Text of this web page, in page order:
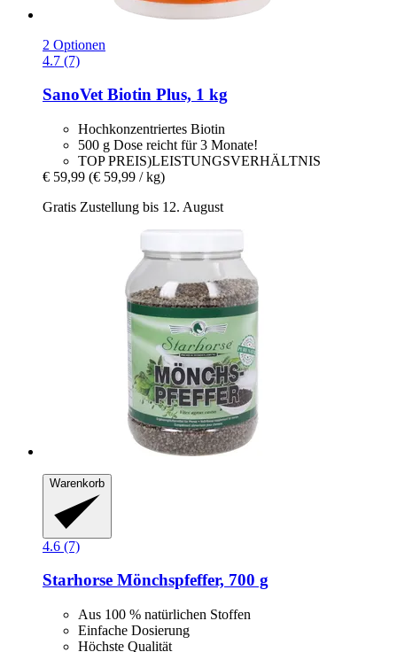
2 Optionen
4.7 (7)
SanoVetBiotin Plus, 1 kg
Hochkonzentriertes Biotin
500 g Dose reicht für 3 Monate!
TOP PREIS)LEISTUNGSVERHÄLTNIS
€ 59,99 (€ 59,99 / kg)
Gratis Zustellung bis 12. August
Warenkorb
4.6 (7)
Starhorse Mönchspfeffer, 700 g
Aus 100 % natürlichen Stoffen
Einfache Dosierung
Höchste Qualität